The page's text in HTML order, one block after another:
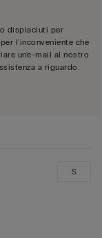
dispiaciuti per
l'inconveniente che
un'e-mail al nostro
a riguardo.
S